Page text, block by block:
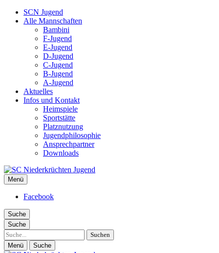
SCN Jugend
Alle Mannschaften
Bambini
F-Jugend
E-Jugend
D-Jugend
C-Jugend
B-Jugend
A-Jugend
Aktuelles
Infos und Kontakt
Heimspiele
Sportstätte
Platznutzung
Jugendphilosophie
Ansprechpartner
Downloads
SC Niederkrüchten Jugend
Menü
Facebook
Suche
Suche
Suche
Menü Suche